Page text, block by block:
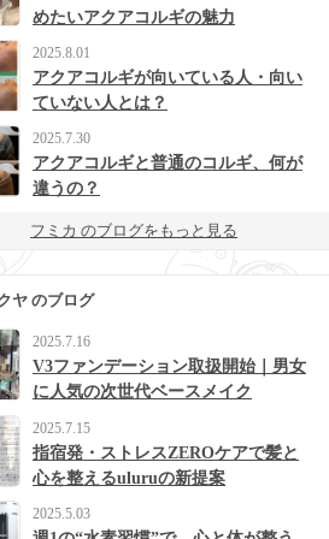
めたいアクアコルギの魅力
2025.8.01
アクアコルギが向いている人・向い
ていない人とは？
2025.7.30
アクアコルギと普通のコルギ、何が
違うの？
フミカ のブログをもっと見る
ヤ のブログ
2025.7.16
V3ファンデーション取扱開始｜男女
に人気の次世代ベースメイク
2025.7.15
指宿発・ストレスZEROケアで髪と
心を整えるuluruの新提案
2025.5.03